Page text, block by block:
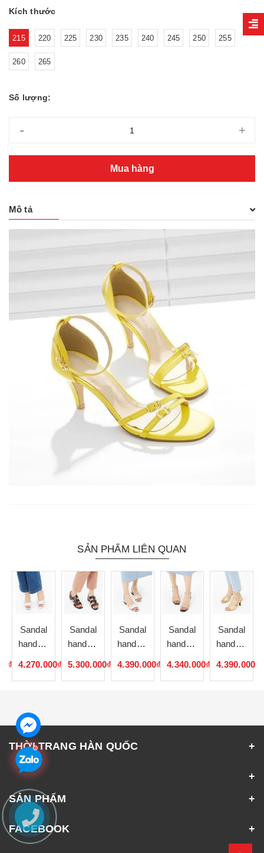
Kích thước
215 220 225 230 235 240 245 250 255
260 265
Số lượng:
- +
Mua hàng
Mô tả
SẢN PHẨM LIÊN QUAN
Sandal
handmade
4.270.000₫
Sandal
handmade
5.300.000₫
Sandal
handmade
4.390.000₫
Sandal
handmade
4.340.000₫
Sandal
handmade
4.390.000₫
THỜI TRANG HÀN QUỐC
SẢN PHẨM
FACEBOOK